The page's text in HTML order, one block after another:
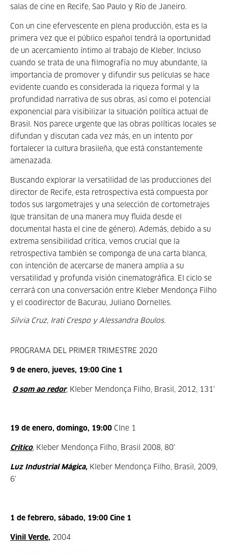
salas de cine en Recife, Sao Paulo y Río de Janeiro.
Con un cine efervescente en plena producción, esta es la
primera vez que el público español tendrá la oportunidad
de un acercamiento íntimo al trabajo de Kleber. Incluso
cuando se trata de una filmografía no muy abundante, la
importancia de promover y difundir sus películas se hace
evidente cuando es considerada la riqueza formal y la
profundidad narrativa de sus obras, así como el potencial
exponencial para visibilizar la situación política actual de
Brasil. Nos parece urgente que las obras políticas locales se
difundan y discutan cada vez más, en un intento por
fortalecer la cultura brasileña, que está constantemente
amenazada.
Buscando explorar la versatilidad de las producciones del
director de Recife, esta retrospectiva está compuesta por
todos sus largometrajes y una selección de cortometrajes
(que transitan de una manera muy fluida desde el
documental hasta el cine de género). Además, debido a su
extrema sensibilidad crítica, vemos crucial que la
retrospectiva también se componga de una carta blanca,
con intención de acercarse de manera amplia a su
versatilidad y profunda visión cinematográfica. El ciclo se
cerrará con una conversación entre Kleber Mendonça Filho
y el coodirector de Bacurau, Juliano Dornelles.
Silvia Cruz, Irati Crespo y Alessandra Boulos.
PROGRAMA DEL PRIMER TRIMESTRE 2020
9 de enero, jueves, 19:00 Cine 1
O som ao redor, Kleber Mendonça Filho, Brasil, 2012, 131'
19 de enero, domingo, 19:00 CIne 1
Critico, Kleber Mendonça Filho, Brasil 2008, 80'
Luz Industrial Mágica, Kleber Mendonça Filho, Brasil, 2009,
6’
1 de febrero, sábado, 19:00 Cine 1
Vinil Verde, 2004